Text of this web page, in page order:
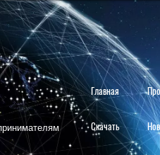
Главная
Скачать